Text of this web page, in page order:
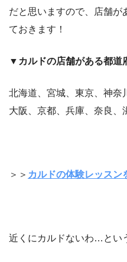
だと思いますので、店舗が
ておきます！
▼ カルドの店舗がある都道
北海道、宮城、東京、神奈
大阪、京都、兵庫、奈良、
＞＞ カルドの体験レッスン
近くにカルドないわ…とい